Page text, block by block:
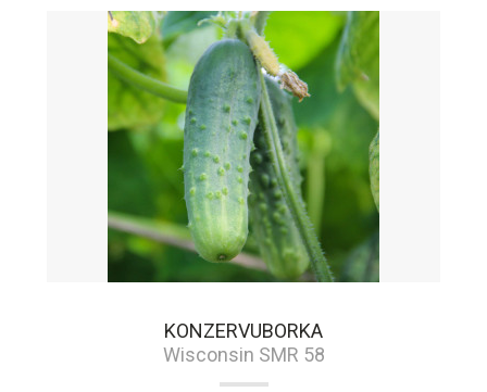
KONZERVUBORKA
Wisconsin SMR 58